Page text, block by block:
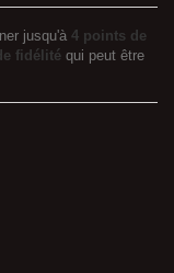
jusqu'à 4 points de
fidélité qui peut être